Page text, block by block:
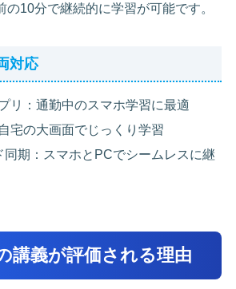
の10分で継続的に学習が可能です。
対応
リ：通勤中のスマホ学習に最適
宅の大画面でじっくり学習
同期：スマホとPCでシームレスに継
講義が評価される理由